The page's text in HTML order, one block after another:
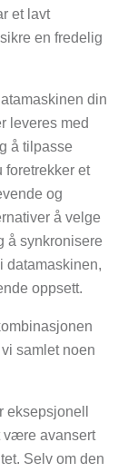
et lavt
en fredelig
din
leveres med
å tilpasse
foretrekker et
og
å velge
å synkronisere
datamaskinen,
oppsett.
samlet noen
eksepsjonell
være avansert
Selv om den